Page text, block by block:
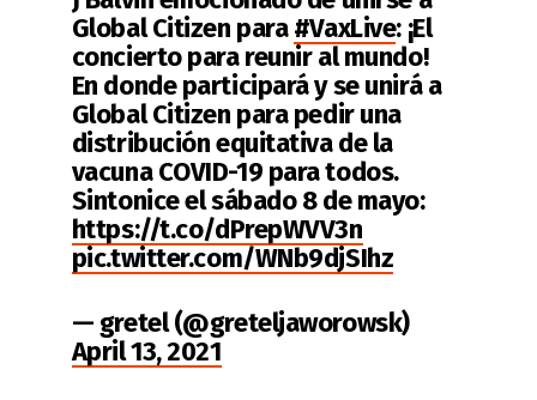
Global Citizen para#VaxLive: ¡El
concierto para reunir al mundo!
En donde participará y se unirá a
Global Citizen para pedir una
distribución equitativa de la
vacuna COVID-19 para todos.
Sintonice el sábado 8 de mayo:
https://t.co/dPrepWVV3n
pic.twitter.com/WNb9djSIhz
— gretel (@greteljaworowsk)
April 13, 2021